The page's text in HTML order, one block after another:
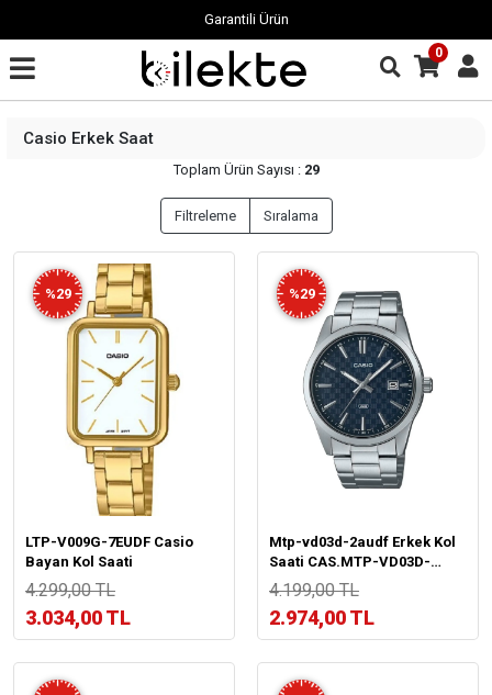
Garantili Ürün
0
Casio Erkek Saat
Toplam Ürün Sayısı : 29
Filtreleme Sıralama
%29
LTP-V009G-7EUDF Casio
Bayan Kol Saati
4.299,00 TL
3.034,00 TL
%29
Mtp-vd03d-2audf Erkek Kol
Saati CAS.MTP-VD03D-
2AUDF
4.199,00 TL
2.974,00 TL